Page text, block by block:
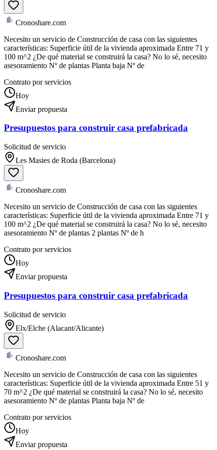
Cronoshare.com
Necesito un servicio de Construcción de casa con las siguientes
características: Superficie útil de la vivienda aproximada Entre 71 y
100 m^2 ¿De qué material se construirá la casa? No lo sé, necesito
asesoramiento Nº de plantas Planta baja Nº de
Contrato por servicios
Hoy
Enviar propuesta
Presupuestos para construir casa prefabricada
Solicitud de servicio
Les Masies de Roda (Barcelona)
Cronoshare.com
Necesito un servicio de Construcción de casa con las siguientes
características: Superficie útil de la vivienda aproximada Entre 71 y
100 m^2 ¿De qué material se construirá la casa? No lo sé, necesito
asesoramiento Nº de plantas 2 plantas Nº de h
Contrato por servicios
Hoy
Enviar propuesta
Presupuestos para construir casa prefabricada
Solicitud de servicio
Elx/Elche (Alacant/Alicante)
Cronoshare.com
Necesito un servicio de Construcción de casa con las siguientes
características: Superficie útil de la vivienda aproximada Entre 51 y
70 m^2 ¿De qué material se construirá la casa? No lo sé, necesito
asesoramiento Nº de plantas Planta baja Nº de
Contrato por servicios
Hoy
Enviar propuesta